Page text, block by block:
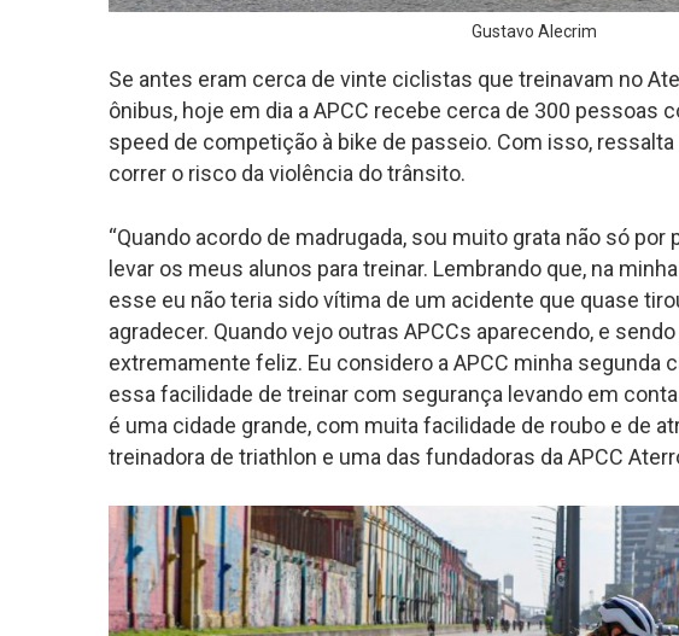
Gustavo Alecrim
Se antes eram cerca de vinte ciclistas que treinavam no
ônibus, hoje em dia a APCC recebe cerca de 300 pessoas
speed de competição à bike de passeio. Com isso,
correr o risco da violência do trânsito.
“Quando acordo de madrugada, sou muito grata não só
levar os meus alunos para treinar. Lembrando que, na
esse eu não teria sido vítima de um acidente que quase
agradecer. Quando vejo outras APCCs aparecendo, e
extremamente feliz. Eu considero a APCC minha segunda
essa facilidade de treinar com segurança levando em
é uma cidade grande, com muita facilidade de roubo e de
treinadora de triathlon e uma das fundadoras da APCC